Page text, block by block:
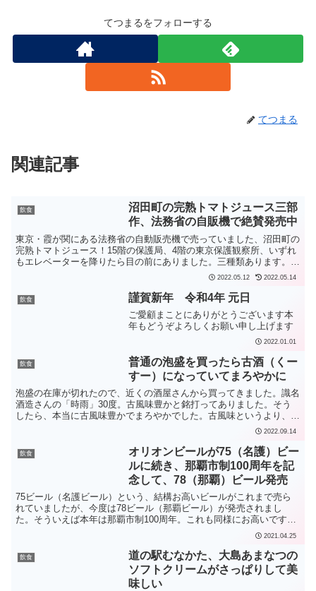
てつまるをフォローする
てつまる
関連記事
飲食
沼田町の完熟トマトジュース三部
作、法務省の自販機で絶賛発売中
東京・霞が関にある法務省の自動販売機で売っていました、沼田町の
完熟トマトジュース！15階の保護局、4階の東京保護観察所、いずれ
もエレベーターを降りたら目の前にありました。三種類あります。ゴ
ールドは少し高く190円、ほかの2つは110円と安か...2022.05.12 2022.05.14
飲食 謹賀新年 令和4年 元日
ご愛顧まことにありがとうございます本
年もどうぞよろしくお願い申し上げます
2022.01.01
飲食
普通の泡盛を買ったら古酒（くー
すー）になっていてまろやかに
泡盛の在庫が切れたので、近くの酒屋さんから買ってきました。識名
酒造さんの「時雨」30度。古風味豊かと銘打ってありました。そう
したら、本当に古風味豊かでまろやかでした。古風味というより、本
当に古いもので、古酒（くーすー）と化していました。20... 2022.09.14
飲食
オリオンビールが75（名護）ビー
ルに続き、那覇市制100周年を記
念して、78（那覇）ビール発売
75ビール（名護ビール）という、結構お高いビールがこれまで売ら
れていましたが、今度は78ビール（那覇ビール）が発売されまし
た。そういえば本年は那覇市制100周年。これも同様にお高いです。
生ビール（非熱処理）で、アルコール分5%。原材料は麦芽...2021.04.25
飲食
道の駅むなかた、大島あまなつの
ソフトクリームがさっぱりして美
味しい